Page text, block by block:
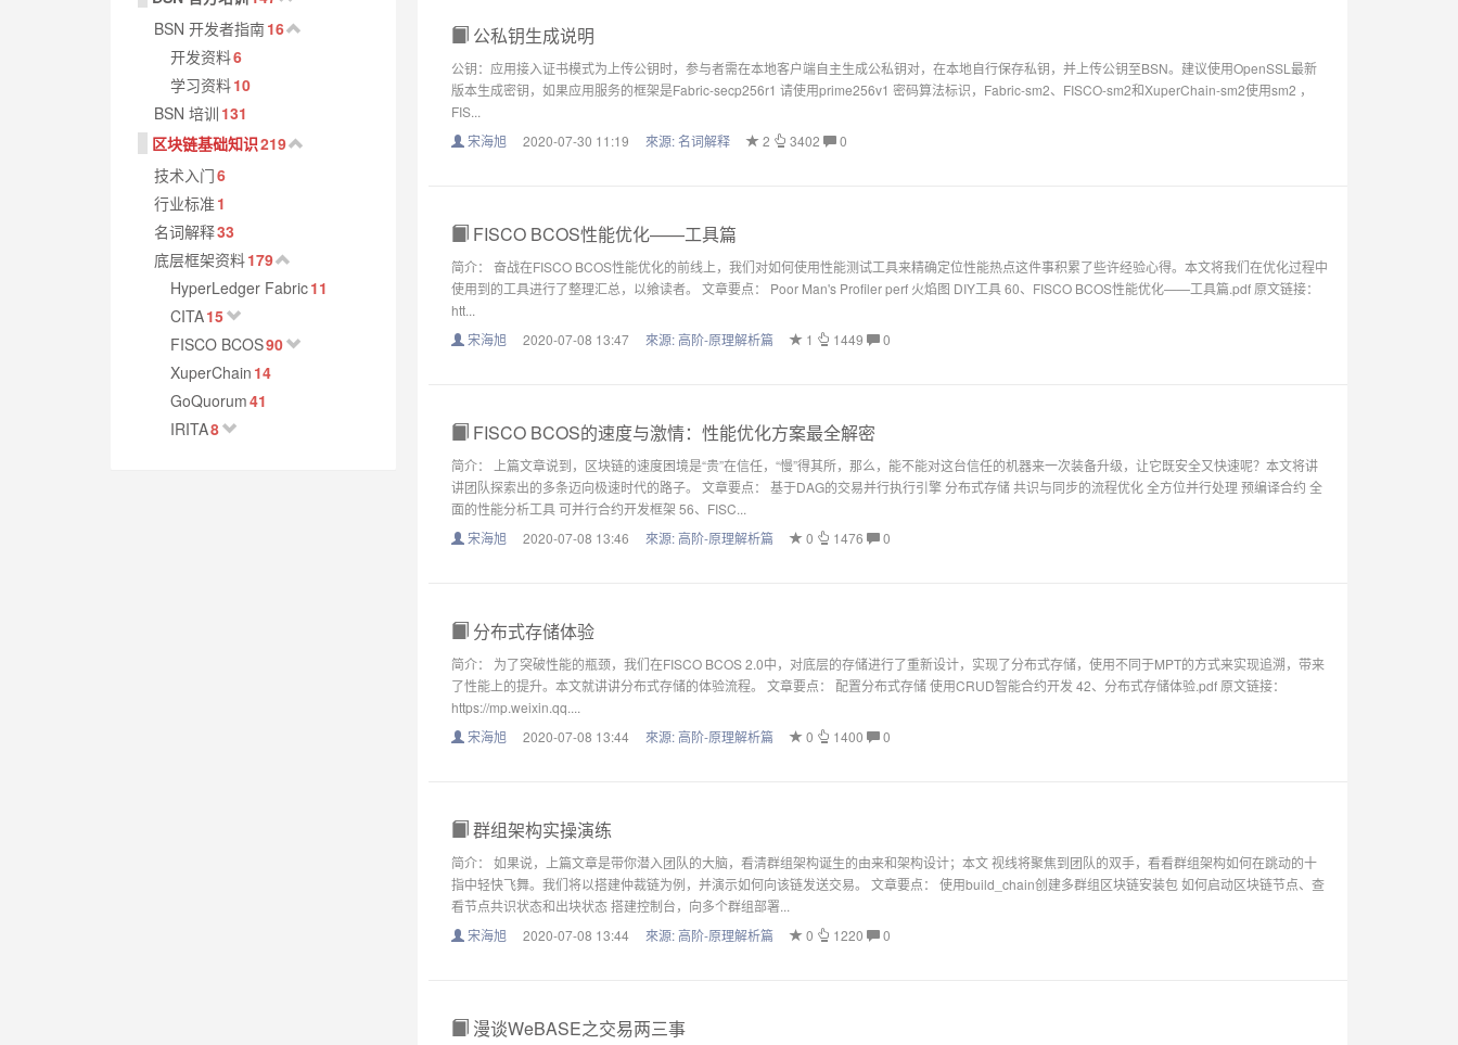
BSN 开发者指南16
开发资料6
学习资料10
BSN 培训 131
区块链基础知识219
技术入门6
行业标准 1
名词解释33
底层框架资料179
HyperLedger Fabric11
CITA15
FISCO BCOS90
XuperChain 14
GoQuorum41
IRITA8
公私钥生成说明
公钥：应用接入证书模式为上传公钥时，参与者需在本地客户端自主生成公私钥对，在本地自行保存私钥，并上传公钥至BSN。建议使用OpenSSL最新
版本生成密钥，如果应用服务的框架是Fabric-secp256r1 请使用prime256v1 密码算法标识，Fabric-sm2、FISCO-sm2和XuperChain-sm2使用sm2 ，
FIS...
宋海旭
2020-07-30 11:19 來源:名词解释 2 3402 0
FISCO BCOS性能优化——工具篇
简介： 奋战在FISCO BCOS性能优化的前线上，我们对如何使用性能测试工具来精确定位性能热点这件事积累了些许经验心得。本文将我们在优化过程中
使用到的工具进行了整理汇总，以飨读者。 文章要点： Poor Man's Profiler perf 火焰图 DIY工具 60、FISCO BCOS性能优化——工具篇.pdf 原文链接：
htt...
宋海旭
2020-07-08 13:47 來源:高阶-原理解析篇 1 1449 0
FISCO BCOS的速度与激情：性能优化方案最全解密
简介： 上篇文章说到，区块链的速度困境是“贵”在信任，“慢”得其所，那么，能不能对这台信任的机器来一次装备升级，让它既安全又快速呢？本文将讲
讲团队探索出的多条迈向极速时代的路子。 文章要点： 基于DAG的交易并行执行引擎 分布式存储 共识与同步的流程优化 全方位并行处理 预编译合约 全
面的性能分析工具 可并行合约开发框架 56、FISC...
宋海旭
2020-07-08 13:46 來源:高阶-原理解析篇 0 1476 0
分布式存储体验
简介： 为了突破性能的瓶颈，我们在FISCO BCOS 2.0中，对底层的存储进行了重新设计，实现了分布式存储，使用不同于MPT的方式来实现追溯，带来
了性能上的提升。本文就讲讲分布式存储的体验流程。 文章要点： 配置分布式存储 使用CRUD智能合约开发 42、分布式存储体验.pdf 原文链接：
https://mp.weixin.qq....
宋海旭
2020-07-08 13:44 來源:高阶-原理解析篇 0 1400 0
群组架构实操演练
简介： 如果说，上篇文章是带你潜入团队的大脑，看清群组架构诞生的由来和架构设计；本文 视线将聚焦到团队的双手，看看群组架构如何在跳动的十
指中轻快飞舞。我们将以搭建仲裁链为例，并演示如何向该链发送交易。 文章要点： 使用build_chain创建多群组区块链安装包 如何启动区块链节点、查
看节点共识状态和出块状态 搭建控制台，向多个群组部署...
宋海旭
2020-07-08 13:44 來源:高阶-原理解析篇 0 1220 0
漫谈WeBASE之交易两三事